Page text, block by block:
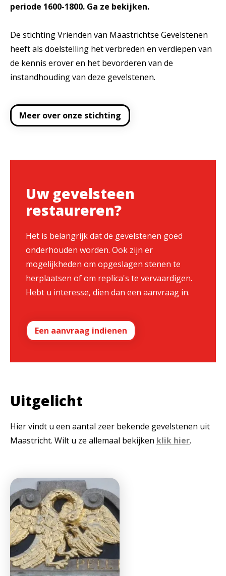
periode 1600-1800. Ga ze bekijken.
De stichting Vrienden van Maastrichtse Gevelstenen
heeft als doelstelling het verbreden en verdiepen van
de kennis erover en het bevorderen van de
instandhouding van deze gevelstenen.
Meer over onze stichting
Uw gevelsteen
restaureren?
Het is belangrijk dat de gevelstenen goed
onderhouden worden. Ook zijn er
mogelijkheden om opgeslagen stenen te
herplaatsen of om replica's te vervaardigen.
Hebt u interesse, dien dan een aanvraag in.
Een aanvraag indienen
Uitgelicht
Hier vindt u een aantal zeer bekende gevelstenen uit
Maastricht. Wilt u ze allemaal bekijken klik hier.